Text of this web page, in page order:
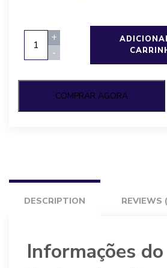
simples
acetinado,
+
-
COMPRAR AGORA
DESCRIPTION REVIEWS
Informações